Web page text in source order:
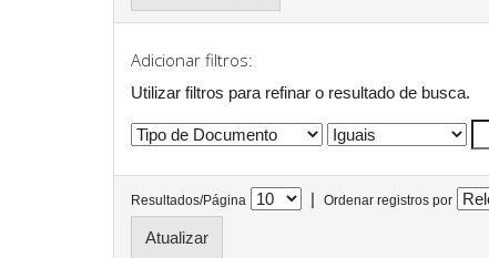
Adicionar filtros:
Utilizar filtros para refinar o resultado de busca.
Resultados/Página | Ordenar registros por